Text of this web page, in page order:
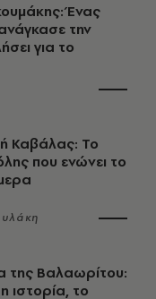
Ένας
την
για το
Καβάλας: Το
που ενώνει το
της Βαλαωρίτου:
ιστορία, το